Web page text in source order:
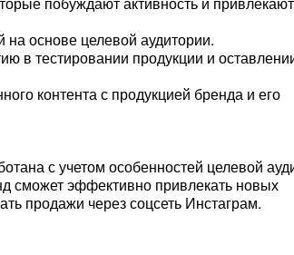
основе целевой аудитории.
в тестировании продукции и
контента с продукцией бренда и его
с учетом особенностей целевой
сможет эффективно привлекать новых
продажи через соцсеть Инстаграм.